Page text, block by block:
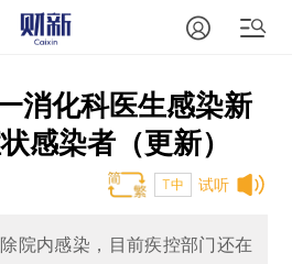
消化科医生感染新
感染者（更新）
试听
T中
院内感染，目前疾控部门还在